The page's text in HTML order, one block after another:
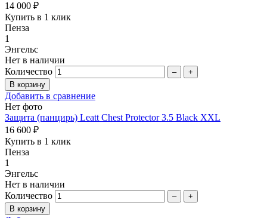
14 000 ₽
Купить в 1 клик
Пенза
1
Энгельс
Нет в наличии
Количество
– +
Добавить в сравнение
Нет фото
Защита (панцирь) Leatt Chest Protector 3.5 Black XXL
16 600 ₽
Купить в 1 клик
Пенза
1
Энгельс
Нет в наличии
Количество
– +